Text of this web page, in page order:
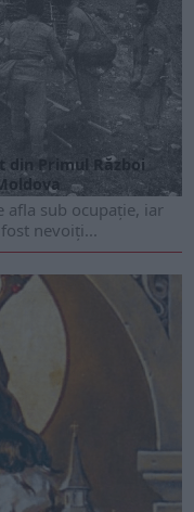
din Primul Război
afla sub ocupație, iar
nevoiți...